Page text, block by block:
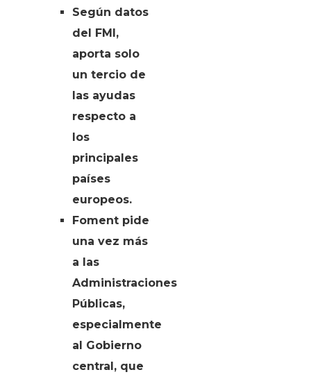
Según datos
del FMI,
aporta solo
un tercio de
las ayudas
respecto a
los
principales
países
europeos.
Foment pide
una vez más
a las
Administraciones
Públicas,
especialmente
al Gobierno
central, que